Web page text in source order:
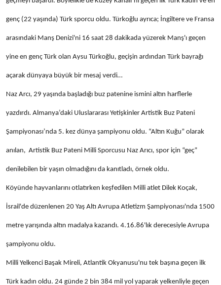
genç (22 yaşında) Türk sporcu oldu. Türkoğlu ayrıca; İngiltere ve Fransa
arasındaki Manş Denizi'ni 16 saat 28 dakikada yüzerek Manş'ı geçen
yine en genç Türk olan Aysu Türkoğlu, geçişin ardından Türk bayrağı
açarak dünyaya büyük bir mesaj verdi…
Naz Arcı, 29 yaşında başladığı buz patenine ismini altın harflerle
yazdırdı. Almanya’daki Uluslararası Yetişkinler Artistik Buz Pateni
Şampiyonası’nda 5. kez dünya şampiyonu oldu. “Altın Kuğu” olarak
anılan, Artistik Buz Pateni Milli Sporcusu Naz Arıcı, spor için “geç”
denilebilen bir yaşın olmadığını da kanıtladı, örnek oldu.
Köyünde hayvanlarını otlatırken keşfedilen Milli atlet Dilek Koçak,
İsrail'de düzenlenen 20 Yaş Altı Avrupa Atletizm Şampiyonası'nda 1500
metre yarışında altın madalya kazandı. 4.16.86'lık derecesiyle Avrupa
şampiyonu oldu.
Milli Yelkenci Başak Mireli, Atlantik Okyanusu'nu tek başına geçen ilk
Türk kadın oldu. 24 günde 2 bin 384 mil yol yaparak yelkenliyle geçen